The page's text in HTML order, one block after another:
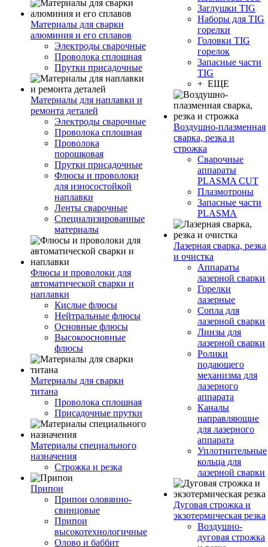
Материалы для сварки
алюминия и его сплавов
Электроды сварочные
Проволока сплошная
Прутки присадочные
Материалы для наплавки и
ремонта деталей
Электроды сварочные
Проволока сплошная
Проволока
порошковая
Прутки присадочные
Флюсы и проволоки
для износостойкой
наплавки
Ленты сварочные
Специализированные
материалы
Флюсы и проволоки для
автоматической сварки и
наплавки
Кислые флюсы
Нейтральные флюсы
Основные флюсы
Высокоосновные
флюсы
Материалы для сварки
титана
Проволока сплошная
Присадочные прутки
Материалы специального
назначения
Строжка и резка
Припои
Припои оловянно-
свинцовые
Припои
высокотехнологичные
Олово и баббит
Заглушки TIG
Наборы для TIG
горелки
Головки TIG
горелок
Запасные части
TIG
+ ЕЩЕ
Воздушно-плазменная
сварка, резка и
строжка
Сварочные
аппараты
PLASMA CUT
Плазмотроны
Запасные части
PLASMA
Лазерная сварка, резка
и очистка
Аппараты
лазерной сварки
Горелки
лазерные
Сопла для
лазерной сварки
Линзы для
лазерной сварки
Ролики
подающего
механизма для
лазерного
аппарата
Каналы
направляющие
для лазерного
аппарата
Уплотнительные
кольца для
лазерной сварки
Дуговая строжка и
экзотермическая резка
Воздушно-
дуговая строжка